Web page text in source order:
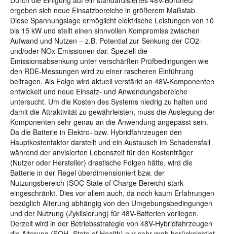
ergeben sich neue Einsatzbereiche in größerem Maßstab.
Diese Spannungslage ermöglicht elektrische Leistungen von 10
bis 15 kW und stellt einen sinnvollen Kompromiss zwischen
Aufwand und Nutzen – z.B. Potential zur Senkung der CO2-
und/oder NOx-Emissionen dar. Speziell die
Emissionsabsenkung unter verschärften Prüfbedingungen wie
den RDE-Messungen wird zu einer rascheren Einführung
beitragen. Als Folge wird aktuell verstärkt an 48V-Komponenten
entwickelt und neue Einsatz- und Anwendungsbereiche
untersucht. Um die Kosten des Systems niedrig zu halten und
damit die Attraktivität zu gewährleisten, muss die Auslegung der
Komponenten sehr genau an die Anwendung angepasst sein.
Da die Batterie in Elektro- bzw. Hybridfahrzeugen den
Hauptkostenfaktor darstellt und ein Austausch im Schadensfall
während der anvisierten Lebenszeit für den Kostenträger
(Nutzer oder Hersteller) drastische Folgen hätte, wird die
Batterie in der Regel überdimensioniert bzw. der
Nutzungsbereich (SOC State of Charge Bereich) stark
eingeschränkt. Dies vor allem auch, da noch kaum Erfahrungen
bezüglich Alterung abhängig von den Umgebungsbedingungen
und der Nutzung (Zyklisierung) für 48V-Batterien vorliegen.
Derzeit wird in der Betriebsstrategie von 48V-Hybridfahrzeugen